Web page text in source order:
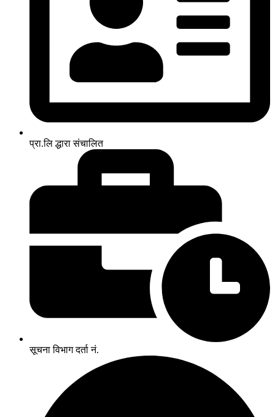
प्रा.लि द्धारा संचालित
सूचना विभाग दर्ता नं.